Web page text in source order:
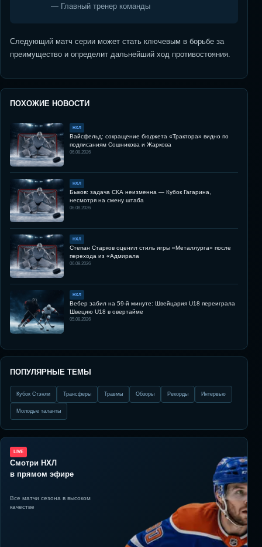
— Главный тренер команды
Следующий матч серии может стать ключевым в борьбе за
преимущество и определит дальнейший ход противостояния.
ПОХОЖИЕ НОВОСТИ
НХЛ
Вайсфельд: сокращение бюджета «Трактора» видно по
подписаниям Сошникова и Жаркова
06.08.2026
НХЛ
Быков: задача СКА неизменна — Кубок Гагарина,
несмотря на смену штаба
06.08.2026
НХЛ
Степан Старков оценил стиль игры «Металлурга» после
перехода из «Адмирала
06.08.2026
НХЛ
Вебер забил на 59-й минуте: Швейцария U18 переиграла
Швецию U18 в овертайме
05.08.2026
ПОПУЛЯРНЫЕ ТЕМЫ
Кубок Стэнли Трансферы Травмы Обзоры Рекорды Интервью
Молодые таланты
LIVE
Смотри НХЛ
в прямом эфире
Все матчи сезона в высоком
качестве